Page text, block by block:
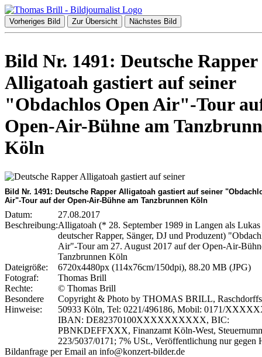
Vorheriges Bild Zur Übersicht Nächstes Bild
Bild Nr. 1491: Deutsche Rapper
Alligatoah gastiert auf seiner
"Obdachlos Open Air"-Tour
Open-Air-Bühne am
Köln
Bild Nr. 1491: Deutsche Rapper Alligatoah gastiert auf seiner
Air"-Tour auf der Open-Air-Bühne am Tanzbrunnen Köln
Datum:
27.08.2017
Beschreibung:Alligatoah (* 28. September 1989 in Langen als
deutscher Rapper, Sänger, DJ und Produzent)
Air"-Tour am 27. August 2017 auf der Open-Air-
Tanzbrunnen Köln
Dateigröße:
6720x4480px (114x76cm/150dpi), 88.20 MB (JPG)
Fotograf:
Thomas Brill
Rechte:
© Thomas Brill
Besondere
Hinweise:
Copyright & Photo by THOMAS BRILL,
50933 Köln, Tel: 0221/496186, Mobil: 0171/
IBAN: DE82370100XXXXXXXXXX, BIC:
PBNKDEFFXXX, Finanzamt Köln-West,
223/5037/0171; 7% USt., Veröffentlichung nur gegen
Bildanfrage per Email an info@konzert-bilder.de